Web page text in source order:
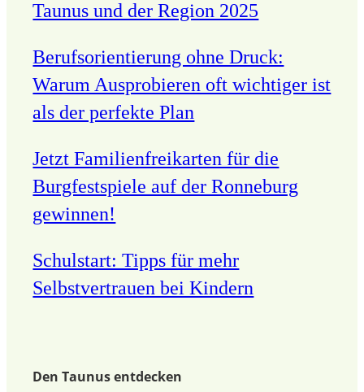
Taunus und der Region 2025
Berufsorientierung ohne Druck:
Warum Ausprobieren oft wichtiger ist
als der perfekte Plan
Jetzt Familienfreikarten für die
Burgfestspiele auf der Ronneburg
gewinnen!
Schulstart: Tipps für mehr
Selbstvertrauen bei Kindern
Den Taunus entdecken